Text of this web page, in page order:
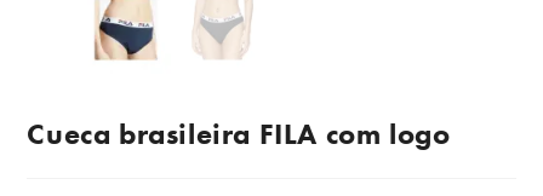
Cueca brasileira FILA com logo